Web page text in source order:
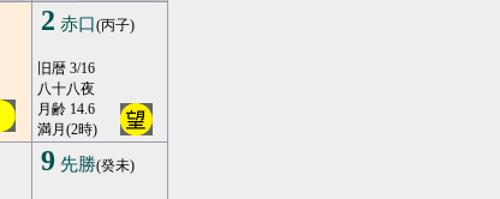
2 赤口(丙子)
旧暦 3/16
八十八夜
月齢 14.6
満月(2時)
9 先勝(癸未)